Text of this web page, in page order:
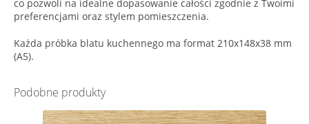
co pozwoli na idealne dopasowanie całości zgodnie z Twoimi
preferencjami oraz stylem pomieszczenia.
Każda próbka blatu kuchennego ma format 210x148x38 mm
(A5).
Podobne produkty